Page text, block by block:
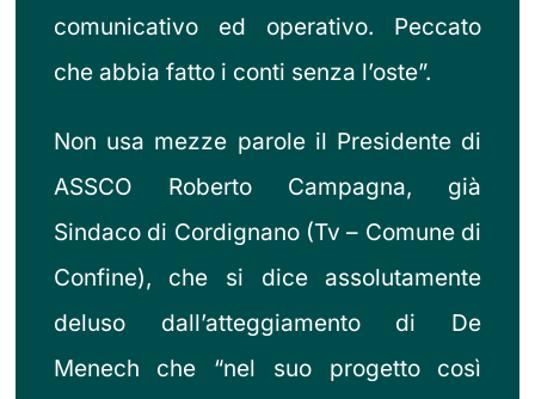
comunicativo ed operativo. Peccato
che abbia fatto i conti senza l’oste”.
Non usa mezze parole il Presidente di
ASSCO Roberto Campagna, già
Sindaco di Cordignano (Tv – Comune di
Confine), che si dice assolutamente
deluso dall’atteggiamento di De
Menech che “nel suo progetto così